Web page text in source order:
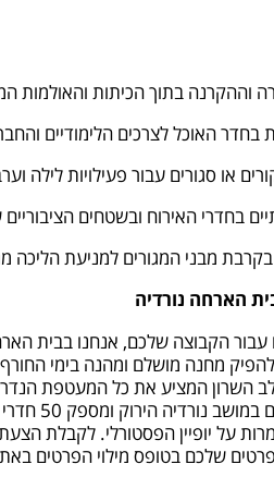
וההקרנה בתוך הכיתות והאולמות
האוכל לצרכים הלימודיים
או סגורים עבור פעילויות לילה
בחדרי האירוח ובשטחים
בקרבת מבני המגורים למניעת
הארחה נורדיה
הקבוצה שלכם, אנחנו בבית
מחנה מושלם ומהנה בימי החורף
השרון המציע את כל המעטפת
מקצועיים
על יופיין הפסטורלי. לקבלת
שלכם בטופס מילוי הפרטים באתר